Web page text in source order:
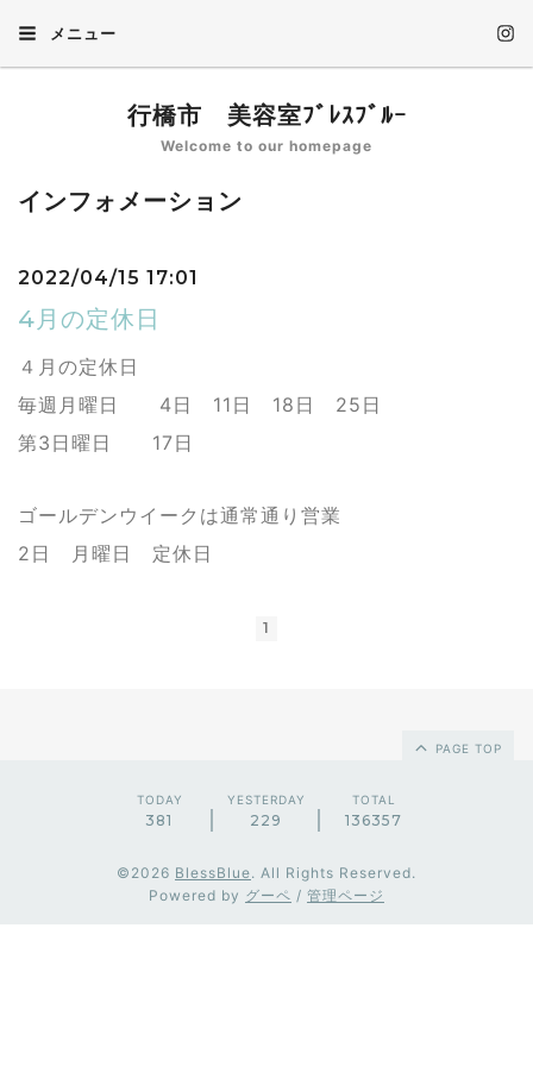
メニュー
行橋市 美容室ﾌﾞﾚｽﾌﾞﾙｰ
Welcome to our homepage
インフォメーション
2022/04/15 17:01
4月の定休日
４月の定休日
毎週月曜日 4日 11日 18日 25日
第3日曜日 17日
ゴールデンウイークは通常通り営業
2日 月曜日 定休日
1
PAGE TOP
TODAY
381
YESTERDAY
229
TOTAL
136357
©2026 BlessBlue. All Rights Reserved.
Powered by グーペ / 管理ページ